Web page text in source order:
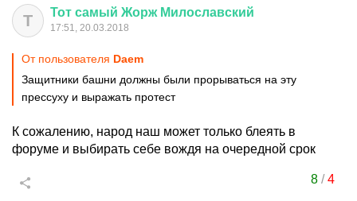
Т Тот самый Жорж Милославский
17:51, 20.03.2018
От пользователя Daem
Защитники башни должны были прорываться на эту
прессуху и выражать протест
К сожалению, народ наш может только блеять в
форуме и выбирать себе вождя на очередной срок
8/4